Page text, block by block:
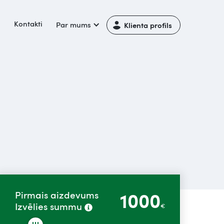
Kontakti Par mums Klienta profils
Pirmais aizdevums
Izvēlies summu
1000€